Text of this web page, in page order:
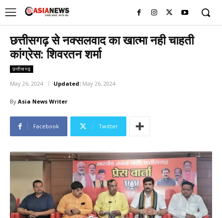
छत्तीसगढ़ से नक्सलवाद का खात्मा नही चाहती
कांग्रेस: शिवरतन शर्मा
छत्तीसगढ़
May 26, 2024 Updated: May 26, 2024
By Asia News Writer
Facebook Twitter